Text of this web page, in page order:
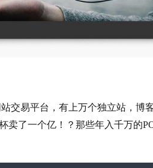
交易平台，有上万个独立站，
卖了一个亿！？那些年入千万的